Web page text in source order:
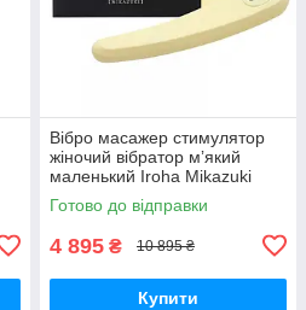
Вібро масажер стимулятор
жіночий вібратор мʼякий
маленький Iroha Mikazuki
Tenga Тенга медичний
силікон
Готово до відправки
4 895 ₴ 10 895 ₴
Купити